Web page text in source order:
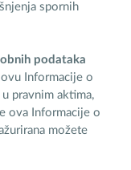
spornih
podataka
Informacije o
pravnim aktima,
ova Informacije o
možete